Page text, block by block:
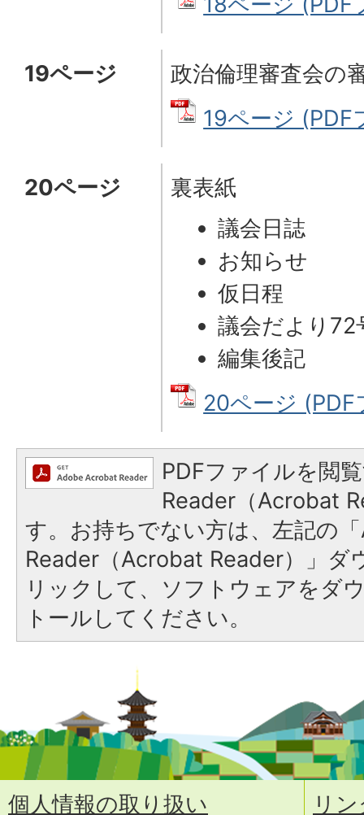
19ページ
政治倫理審査会の
19ページ (PDF
20ページ
裏表紙
議会日誌
お知らせ
仮日程
議会だより72
編集後記
20ページ
PDFファイルを閲
Reader（Acrobat
す。お持ちでない方は、左記の
Reader（Acrobat Reader）」ダ
リックして、ソフトウェアをダ
トールしてください。
個人情報の取り扱い リ